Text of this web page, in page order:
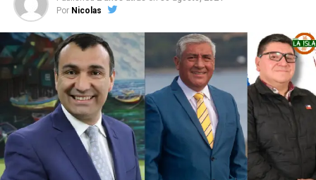
Por Nicolas